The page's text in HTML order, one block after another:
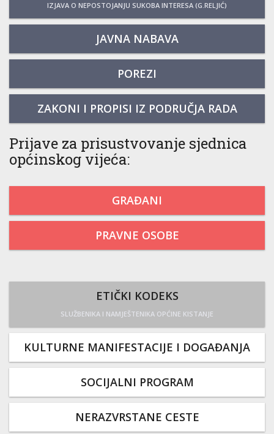
IZJAVA O NEPOSTOJANJU SUKOBA INTERESA (G.RELJIĆ)
JAVNA NABAVA
POREZI
ZAKONI I PROPISI IZ PODRUČJA RADA
Prijave za prisustvovanje sjednica
općinskog vijeća:
GRAĐANI
PRAVNE OSOBE
ETIČKI KODEKS
SLUŽBENIKA I NAMJEŠTENIKA OPĆINE KISTANJE
KULTURNE MANIFESTACIJE I DOGAĐANJA
SOCIJALNI PROGRAM
NERAZVRSTANE CESTE